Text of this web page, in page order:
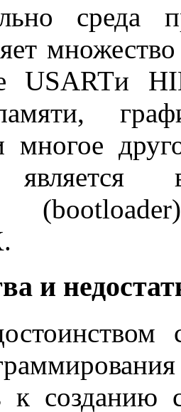
среда
USARTи
многое
(bootloader
и
к созданию